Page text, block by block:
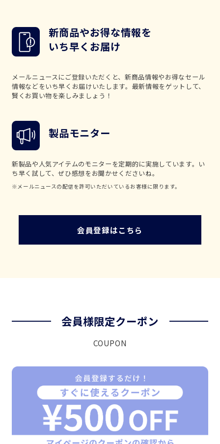
新商品やお得な情報を
いち早くお届け
メールニュースにご登録いただくと、新商品情報やお得なセール
情報などをいち早くお届けいたします。最新情報をゲットして、
賢くお買い物を楽しみましょう！
製品モニター
新製品や人気アイテムのモニターを定期的に実施しています。い
ち早く試して、ぜひ感想をお聞かせくださいね。
※メールニュースの配信を許可いただいているお客様に限ります。
会員登録はこちら
会員様限定クーポン
COUPON